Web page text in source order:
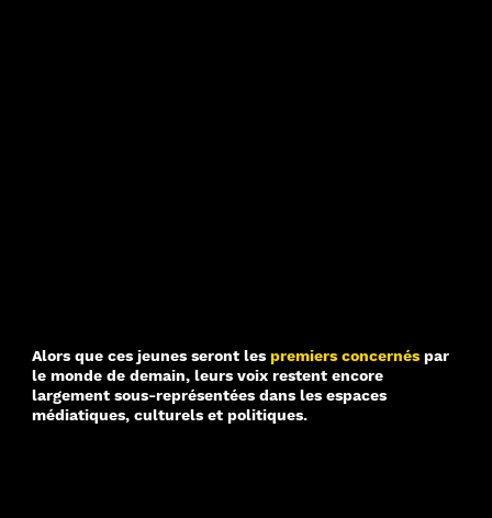
Alors que ces jeunes seront les premiers concernéspar
le monde de demain, leurs voix restent encore
largement sous-représentées dans les espaces
médiatiques, culturels et politiques.